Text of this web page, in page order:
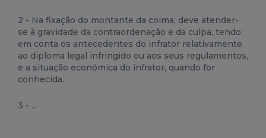
2 - Na fixação do montante da coima, deve atender-
se à gravidade da contraordenação e da culpa, tendo
em conta os antecedentes do infrator relativamente
ao diploma legal infringido ou aos seus regulamentos,
e a situação económica do infrator, quando for
conhecida.
3 - ...